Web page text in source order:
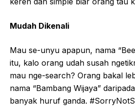
Mudah Dikenali
Mau se-unyu apapun, nama
itu, kalo orang udah susah
mau nge-search? Orang bakal
nama “Bambang Wijaya”
banyak huruf ganda.